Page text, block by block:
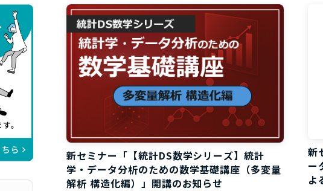
新セミナー「【統計DS数学シリーズ】統計
学・データ分析のための数学基礎講座（多変量
解析 構造化編）」開講のお知らせ
新
ー
よ